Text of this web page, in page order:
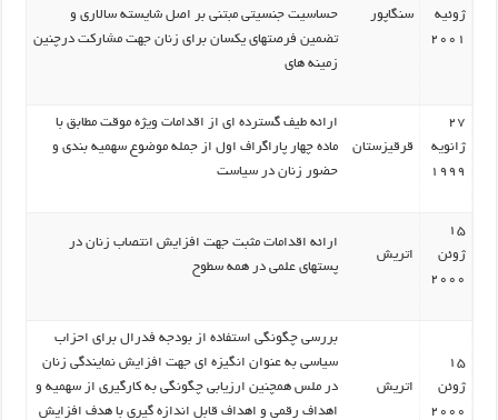
ژوئیه
2001
سنگاپور
حساسیت جنسیتی مبتنی بر اصل شایسته سالاری و
تضمین فرصتهای یکسان برای زنان جهت مشارکت درچنین
زمینه های
27
ژانویه
1999
قرقیزستان
ارائه طیف گسترده ای از اقدامات ویژه موقت مطابق با
ماده چهار پاراگراف اول از جمله موضوع سهمیه بندی و
حضور زنان در سیاست
15
ژوئن
2000
اتریش
ارائه اقدامات مثبت جهت افزایش انتصاب زنان در
پستهای علمی در همه سطوح
15
ژوئن
2000
اتریش
بررسی چگونگی استفاده از بودجه فدرال برای احزاب
سیاسی به عنوان انگیزه ای جهت افزایش نمایندگی زنان
در ملس همچنین ارزیابی چگونگی به کارگیری از سهمیه و
اهداف رقمی و اهداف قابل اندازه گیری با هدف افزایش